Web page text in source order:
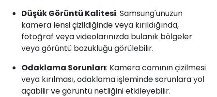
Düşük Görüntü Kalitesi: Samsung'unuzun
kamera lensi çizildiğinde veya kırıldığında,
fotoğraf veya videolarınızda bulanık bölgeler
veya görüntü bozukluğu görülebilir.
Odaklama Sorunları: Kamera camının çizilmesi
veya kırılması, odaklama işleminde sorunlara yol
açabilir ve görüntü netliğini etkileyebilir.